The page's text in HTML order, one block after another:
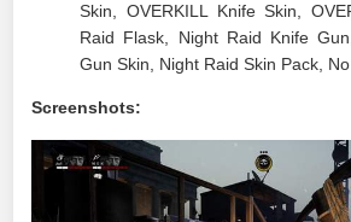
Skin, OVERKILL Knife Skin,
Raid Flask, Night Raid Knife
Gun Skin, Night Raid Skin Pack,
Screenshots: